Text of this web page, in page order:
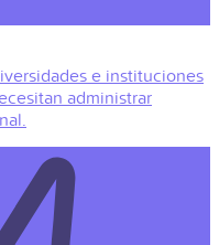
e instituciones
administrar